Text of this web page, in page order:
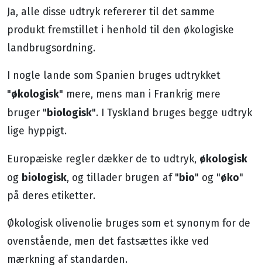
Ja, alle disse udtryk refererer til det samme
produkt fremstillet i henhold til den økologiske
landbrugsordning.
I nogle lande som Spanien bruges udtrykket
"økologisk" mere, mens man i Frankrig mere
bruger "biologisk". I Tyskland bruges begge udtryk
lige hyppigt.
Europæiske regler dækker de to udtryk, økologisk
og biologisk, og tillader brugen af ​​"bio" og "øko"
på deres etiketter.
Økologisk olivenolie bruges som et synonym for de
ovenstående, men det fastsættes ikke ved
mærkning af standarden.